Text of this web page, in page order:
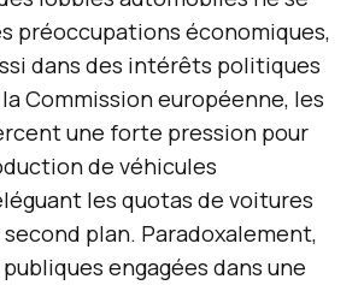
préoccupations économiques,
dans des intérêts politiques
Commission européenne, les
une forte pression pour
de véhicules
les quotas de voitures
plan. Paradoxalement,
engagées dans une